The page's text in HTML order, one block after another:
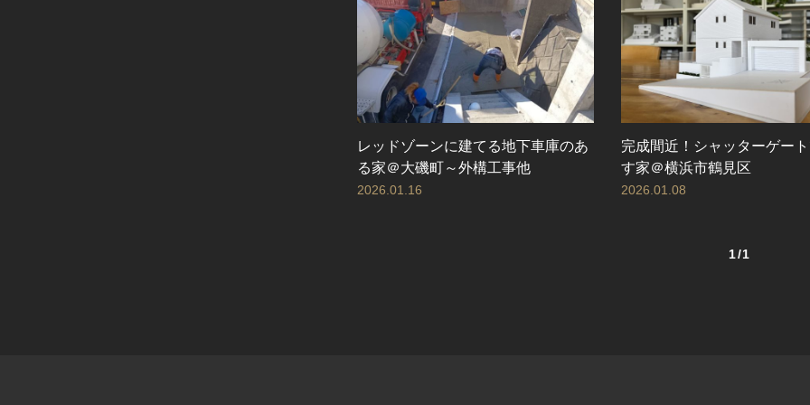
レッドゾーンに建てる地下車庫のあ
る家＠大磯町～外構工事他
2026.01.16
完成間近！シャッターゲー
す家＠横浜市鶴見区
2026.01.08
1/1